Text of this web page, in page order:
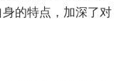
的特点，加深了对